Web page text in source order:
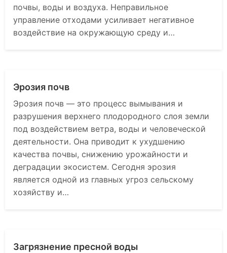
почвы, воды и воздуха. Неправильное
управление отходами усиливает негативное
воздействие на окружающую среду и…
Эрозия почв
Эрозия почв — это процесс вымывания и
разрушения верхнего плодородного слоя земли
под воздействием ветра, воды и человеческой
деятельности. Она приводит к ухудшению
качества почвы, снижению урожайности и
деградации экосистем. Сегодня эрозия
является одной из главных угроз сельскому
хозяйству и…
Загрязнение пресной воды